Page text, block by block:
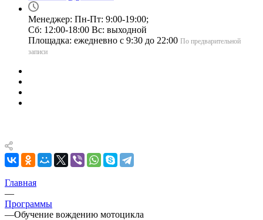
Менеджер: Пн-Пт: 9:00-19:00;
Сб: 12:00-18:00 Вс: выходной
Площадка: ежедневно с 9:30 до 22:00 По предварительной
записи
Главная
—
Программы
—Обучение вождению мотоцикла